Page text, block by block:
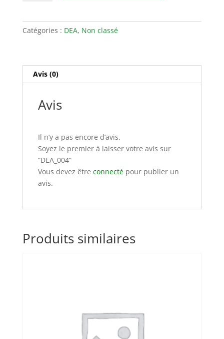
Catégories : DEA, Non classé
Avis (0)
Avis
Il n’y a pas encore d’avis.
Soyez le premier à laisser votre avis sur
“DEA_004”
Vous devez être connectépour publier un
avis.
Produits similaires